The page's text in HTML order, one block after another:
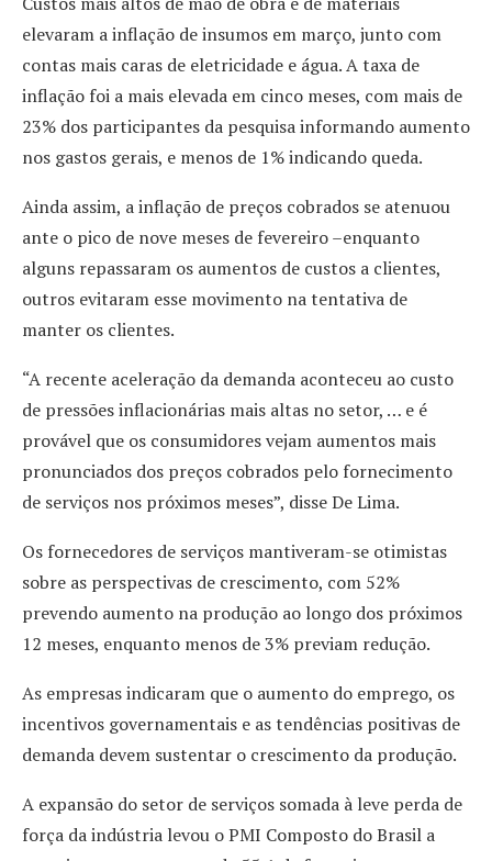
elevaram a inflação de insumos em março, junto com
contas mais caras de eletricidade e água. A taxa de
inflação foi a mais elevada em cinco meses, com mais de
23% dos participantes da pesquisa informando aumento
nos gastos gerais, e menos de 1% indicando queda.
Ainda assim, a inflação de preços cobrados se atenuou
ante o pico de nove meses de fevereiro –enquanto
alguns repassaram os aumentos de custos a clientes,
outros evitaram esse movimento na tentativa de
manter os clientes.
“A recente aceleração da demanda aconteceu ao custo
de pressões inflacionárias mais altas no setor, … e é
provável que os consumidores vejam aumentos mais
pronunciados dos preços cobrados pelo fornecimento
de serviços nos próximos meses”, disse De Lima.
Os fornecedores de serviços mantiveram-se otimistas
sobre as perspectivas de crescimento, com 52%
prevendo aumento na produção ao longo dos próximos
12 meses, enquanto menos de 3% previam redução.
As empresas indicaram que o aumento do emprego, os
incentivos governamentais e as tendências positivas de
demanda devem sustentar o crescimento da produção.
A expansão do setor de serviços somada à leve perda de
força da indústria levou o PMI Composto do Brasil a